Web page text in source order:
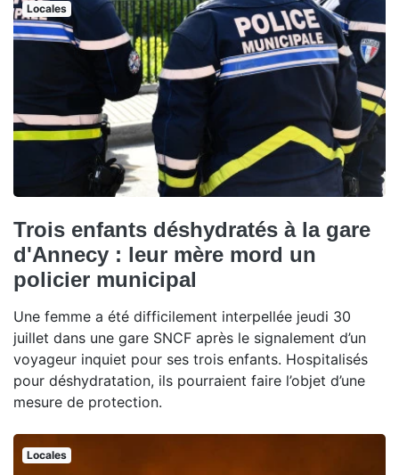
Locales
Trois enfants déshydratés à la gare
d'Annecy : leur mère mord un
policier municipal
Une femme a été difficilement interpellée jeudi 30
juillet dans une gare SNCF après le signalement d’un
voyageur inquiet pour ses trois enfants. Hospitalisés
pour déshydratation, ils pourraient faire l’objet d’une
mesure de protection.
Locales